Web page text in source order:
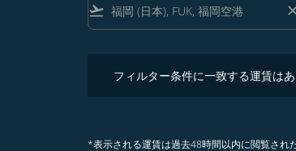
flight_takeoff
フィルター条件に一致する運賃は
*表示される運賃は過去48時間以内に閲覧され